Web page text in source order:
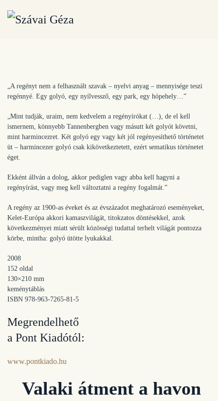
Fő tartalom átugrása
„A regényt nem a felhasznált szavak – nyelvi anyag – mennyisége teszi
regénnyé. Egy golyó, egy nyílvessző, egy park, egy hópehely…”
„Mint tudják, uraim, nem kedvelem a regényírókat (…), de el kell
ismernem, könnyebb Tannenbergben vagy másutt két golyót követni,
mint harmincezret. Két golyó egy vagy két jól regényesíthető történetet
üt – harmincezer golyó csak kikövetkeztetett, ezért sematikus történetet
éget.
Ekként állván a dolog, akkor pediglen vagy abba kell hagyni a
regényírást, vagy meg kell változtatni a regény fogalmát.”
A regény az 1900-as éveket és az évszázadot meghatározó eseményeket,
Kelet-Európa akkori kamaszvilágát, titokzatos döntésekkel, azok
következményei miatt sérült közösségi tudattal terhelt világát pontozza
körbe, mintha: golyó ütötte lyukakkal.
2008
152 oldal
130×210 mm
keménytáblás
ISBN 978-963-7265-81-5
Megrendelhető
a Pont Kiadótól:
www.pontkiado.hu
Valaki átment a havon